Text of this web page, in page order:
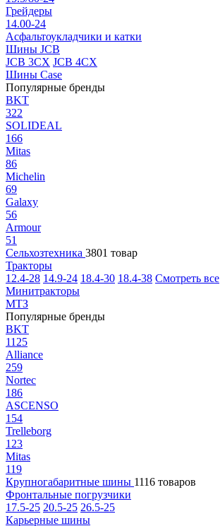
Грейдеры
14.00-24
Асфальтоукладчики и катки
Шины JCB
JCB 3CX JCB 4CX
Шины Case
Популярные бренды
BKT
322
SOLIDEAL
166
Mitas
86
Michelin
69
Galaxy
56
Armour
51
Сельхозтехника 3801 товар
Тракторы
12.4-28 14.9-24 18.4-30 18.4-38 Смотреть все
Минитракторы
МТЗ
Популярные бренды
BKT
1125
Alliance
259
Nortec
186
ASCENSO
154
Trelleborg
123
Mitas
119
Крупногабаритные шины 1116 товаров
Фронтальные погрузчики
17.5-25 20.5-25 26.5-25
Карьерные шины